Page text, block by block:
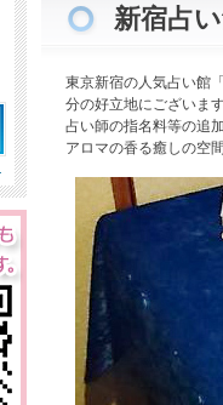
新宿占
東京新宿の人気占い館
分の好立地にございま
占い師の指名料等の追
アロマの香る癒しの空